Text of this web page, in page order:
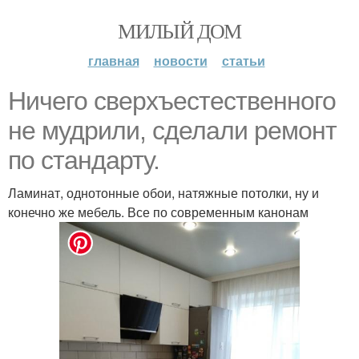
МИЛЫЙ ДОМ
главная новости статьи
Ничего сверхъестественного
не мудрили, сделали ремонт
по стандарту.
Ламинат, однотонные обои, натяжные потолки, ну и
конечно же мебель. Все по современным канонам